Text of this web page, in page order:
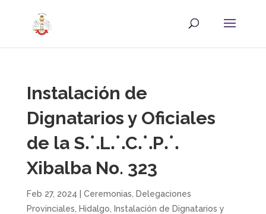
Instalación de
Dignatarios y Oficiales
de la S⸫L⸫C⸫P⸫
Xibalba No. 323
Feb 27, 2024 Ceremonias
Delegaciones
Provinciales
Hidalgo
Instalación de Dignatarios y